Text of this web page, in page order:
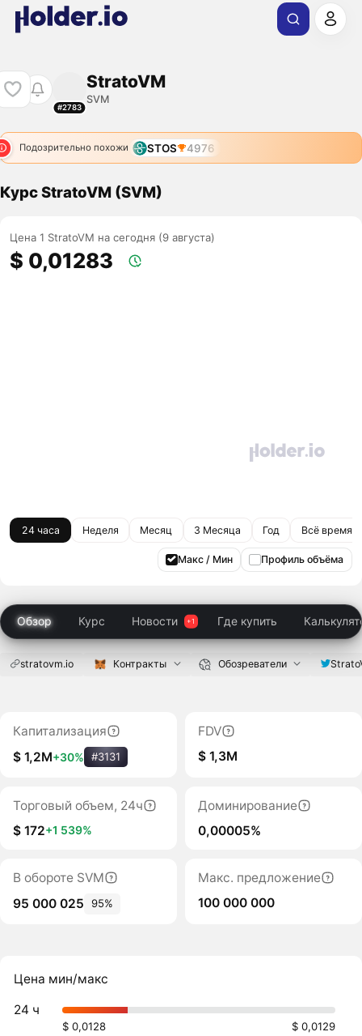
#2783
StratoVM
SVM
Подозрительно похожи STOS 4976
Курс StratoVM (SVM)
Цена 1 StratoVM на сегодня (9 августа)
$ 0,01283
24 часа Неделя Месяц 3 Месяца Год Всё время
Макс / Мин Профиль объёма
Обзор Курс Новости Где купить
stratovm.io Контракты Обозреватели
Капитализация
$ 1,2M+30% #3131
FDV
$ 1,3M
Торговый объем, 24ч
$ 172+1 539%
Доминирование
0,00005%
В обороте SVM
95 000 025
95%
Макс. предложение
100 000 000
Цена мин/макс
24 ч
$ 0,0128 $ 0,0129